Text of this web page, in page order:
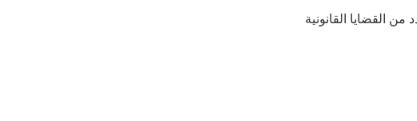
وجوجل في 2020، كما أقيمت عدد من القضايا القانونية